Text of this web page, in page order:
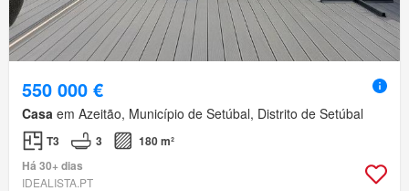
550 000 €
Casa em Azeitão, Município de Setúbal, Distrito de Setúbal
T3 3
180 m²
Há 30+ dias
IDEALISTA.PT